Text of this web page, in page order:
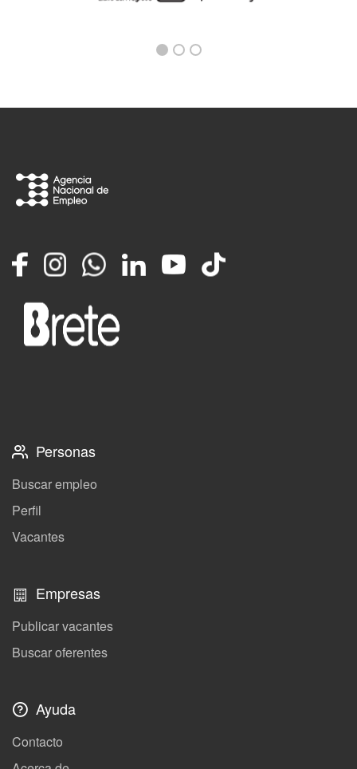
FacebookInstagramWhatsappLinkedInYouTube
TikTok
Personas
Buscar empleo
Perfil
Vacantes
Empresas
Publicar vacantes
Buscar oferentes
Ayuda
Contacto